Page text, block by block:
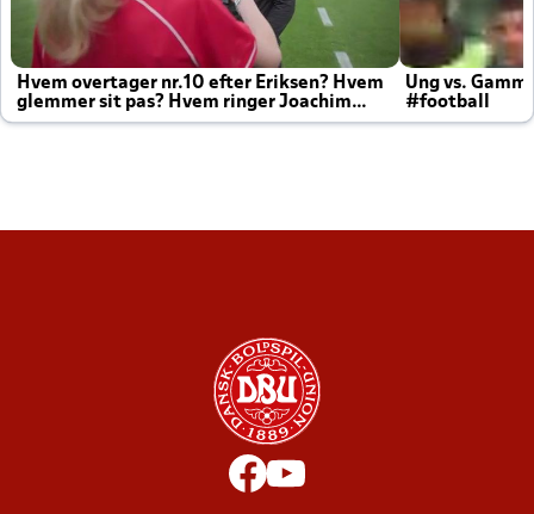
Hvem overtager nr.10 efter Eriksen? Hvem
glemmer sit pas? Hvem ringer Joachim
altid til efter kampe?
Ung vs.
#football